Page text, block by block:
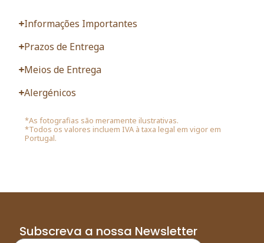
Informações Importantes
Prazos de Entrega
Meios de Entrega
Alergénicos
*As fotografias são meramente ilustrativas.
*Todos os valores incluem IVA à taxa legal em vigor em
Portugal.
Subscreva a nossa Newsletter